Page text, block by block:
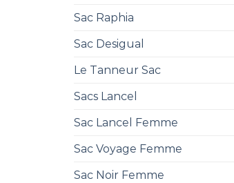
Sac Raphia
Sac Desigual
Le Tanneur Sac
Sacs Lancel
Sac Lancel Femme
Sac Voyage Femme
Sac Noir Femme